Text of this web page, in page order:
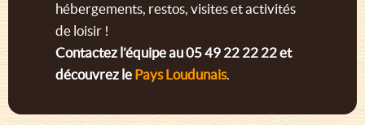
hébergements, restos, visites et activités
de loisir !
Contactez l’équipe au 05 49 22 22 22 et
découvrez le Pays Loudunais.